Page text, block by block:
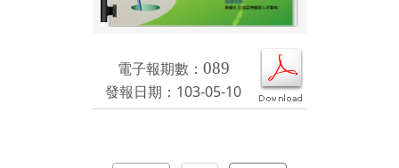
電子報期數： 089
發報日期：103-05-10